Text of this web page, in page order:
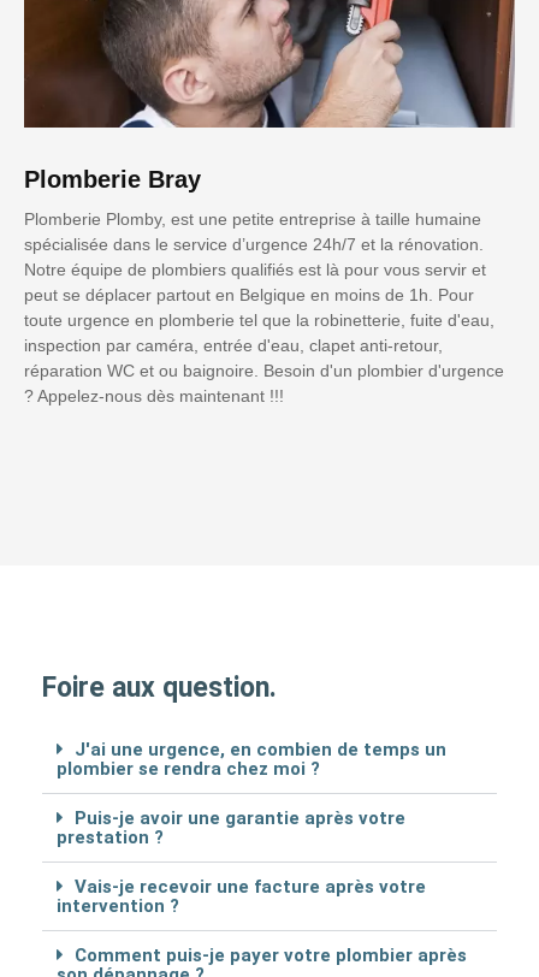
Plomberie Bray
Plomberie Plomby, est une petite entreprise à taille humaine
spécialisée dans le service d’urgence 24h/7 et la rénovation.
Notre équipe de plombiers qualifiés est là pour vous servir et
peut se déplacer partout en Belgique en moins de 1h. Pour
toute urgence en plomberie tel que la robinetterie, fuite d'eau,
inspection par caméra, entrée d'eau, clapet anti-retour,
réparation WC et ou baignoire. Besoin d'un plombier d'urgence
? Appelez-nous dès maintenant !!!
Foire aux question.
J'ai une urgence, en combien de temps un
plombier se rendra chez moi ?
Puis-je avoir une garantie après votre
prestation ?
Vais-je recevoir une facture après votre
intervention ?
Comment puis-je payer votre plombier après